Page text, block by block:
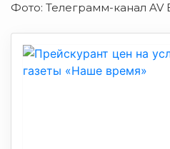
Фото: Телеграмм-канал AV